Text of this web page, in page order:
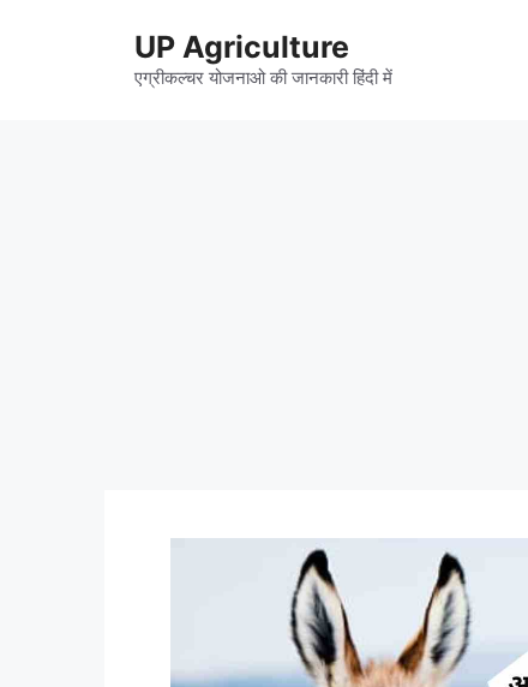
UP Agriculture
एग्रीकल्चर योजनाओ की जानकारी हिंदी में